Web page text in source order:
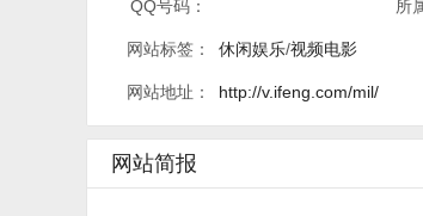
QQ号码： 所
网站标签： 休闲娱乐/视频电影
网站地址： http://v.ifeng.com/mil/
网站简报